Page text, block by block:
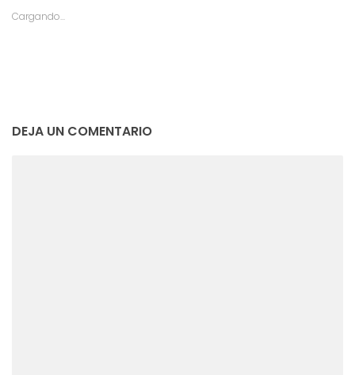
Cargando...
DEJA UN COMENTARIO